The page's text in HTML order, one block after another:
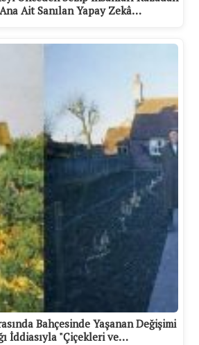
Ait Sanılan Yapay Zekâ…
Bahçesinde Yaşanan Değişimi
İddiasıyla "Çiçekleri ve…